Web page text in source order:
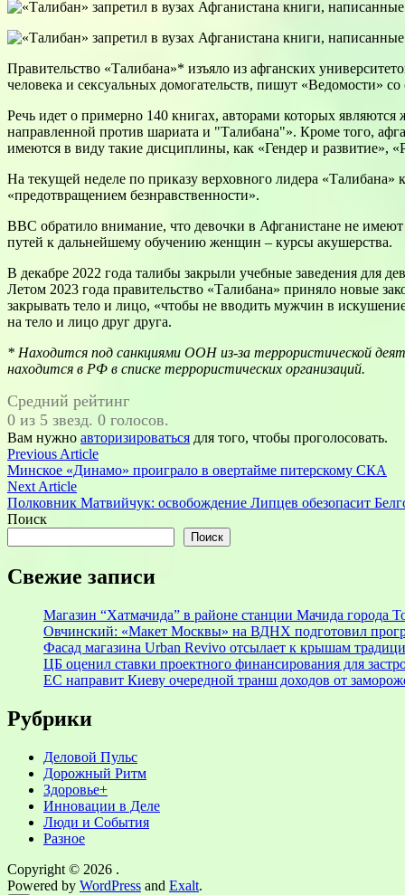
Правительство «Талибана»* изъяло из афганских
человека и сексуальных домогательств, пишут «Ведомости»
Речь идет о примерно 140 книгах, авторами которых
направленной против шариата и "Талибана"». Кроме того,
имеются в виду такие дисциплины, как «Гендер и
На текущей неделе по приказу верховного лидера
«предотвращением безнравственности».
BBC обратило внимание, что девочки в Афганистане не
путей к дальнейшему обучению женщин – курсы акушерства.
В декабре 2022 года талибы закрыли учебные заведения для
Летом 2023 года правительство «Талибана» приняло новые
закрывать тело и лицо, «чтобы не вводить мужчин в
на тело и лицо друг друга.
* Находится под санкциями ООН из-за террористической
находится в РФ в списке террористических организаций.
Средний рейтинг
0 из 5 звезд. 0 голосов.
Вам нужно авторизироваться для того, чтобы проголосовать.
Навигация
по
записям
Previous ArticlePrevious
article:
Минское «Динамо» проиграло в овертайме питерскому СКА
Next ArticleNext
article:
Полковник Матвийчук: освобождение Липцев обезопасит
Поиск
Поиск
Свежие записи
Магазин “Хатмачида” в районе станции Мачида города
Овчинский: «Макет Москвы» на ВДНХ подготовил
Фасад магазина Urban Revivo отсылает к крышам
ЦБ оценил ставки проектного финансирования для
ЕС направит Киеву очередной транш доходов от
Рубрики
Деловой Пульс
Дорожный Ритм
Здоровье+
Инновации в Деле
Люди и События
Разное
Copyright © 2026 .
Powered by WordPress and Exalt.